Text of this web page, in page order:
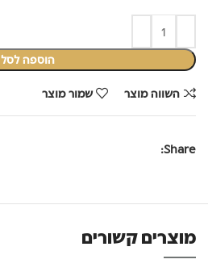
הוספה לסל
השווה מוצר שמור מוצר
Share:
מוצרים קשורים